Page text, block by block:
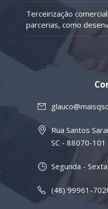
Terceirização
parcerias, como
Rua Santos
SC - 88070-101
Segunda -
(48) 99961-